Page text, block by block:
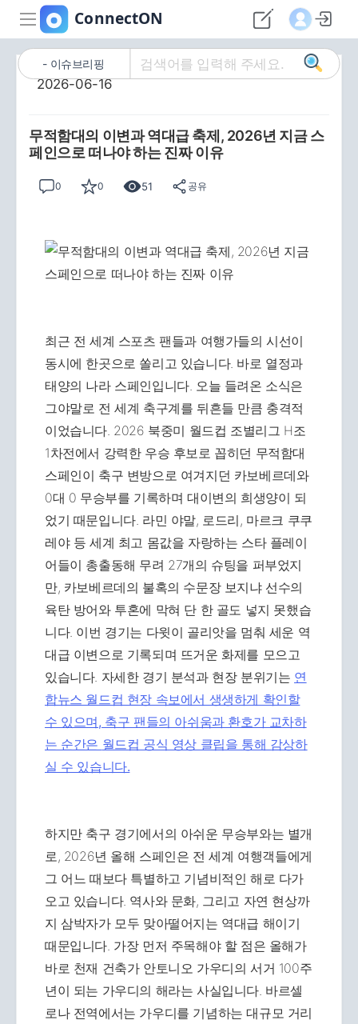
이슈브리핑
2026-06-16
무적함대의 이변과 역대급 축제, 2026년 지금 스
페인으로 떠나야 하는 진짜 이유
0 0 51 공유
최근 전 세계 스포츠 팬들과 여행가들의 시선이
동시에 한곳으로 쏠리고 있습니다. 바로 열정과
태양의 나라 스페인입니다. 오늘 들려온 소식은
그야말로 전 세계 축구계를 뒤흔들 만큼 충격적
이었습니다. 2026 북중미 월드컵 조별리그 H조
1차전에서 강력한 우승 후보로 꼽히던 무적함대
스페인이 축구 변방으로 여겨지던 카보베르데와
0대 0 무승부를 기록하며 대이변의 희생양이 되
었기 때문입니다. 라민 야말, 로드리, 마르크 쿠쿠
레야 등 세계 최고 몸값을 자랑하는 스타 플레이
어들이 총출동해 무려 27개의 슈팅을 퍼부었지
만, 카보베르데의 불혹의 수문장 보지냐 선수의
육탄 방어와 투혼에 막혀 단 한 골도 넣지 못했습
니다. 이번 경기는 다윗이 골리앗을 멈춰 세운 역
대급 이변으로 기록되며 뜨거운 화제를 모으고
있습니다. 자세한 경기 분석과 현장 분위기는 연
합뉴스 월드컵 현장 속보에서 생생하게 확인할
수 있으며, 축구 팬들의 아쉬움과 환호가 교차하
는 순간은 월드컵 공식 영상 클립을 통해 감상하
실 수 있습니다.
하지만 축구 경기에서의 아쉬운 무승부와는 별개
로, 2026년 올해 스페인은 전 세계 여행객들에게
그 어느 때보다 특별하고 기념비적인 해로 다가
오고 있습니다. 역사와 문화, 그리고 자연 현상까
지 삼박자가 모두 맞아떨어지는 역대급 해이기
때문입니다. 가장 먼저 주목해야 할 점은 올해가
바로 천재 건축가 안토니오 가우디의 서거 100주
년이 되는 가우디의 해라는 사실입니다. 바르셀
로나 전역에서는 가우디를 기념하는 대규모 거리